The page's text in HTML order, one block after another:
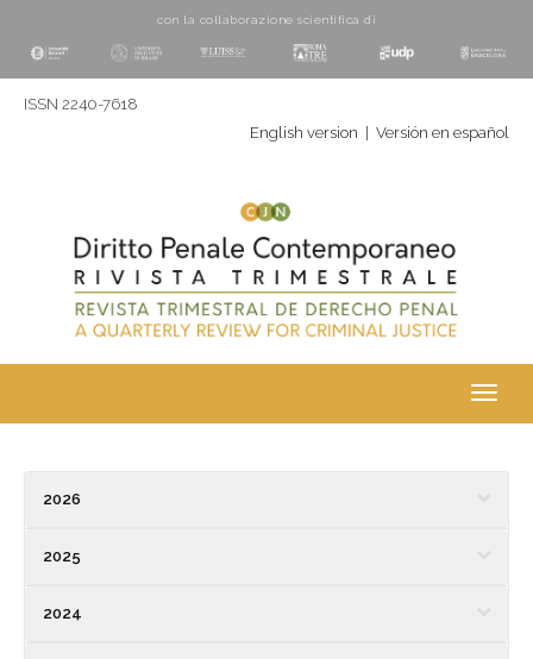
con la collaborazione scientifica di
ISSN 2240-7618
English version
Versión en español
2026
2025
2024